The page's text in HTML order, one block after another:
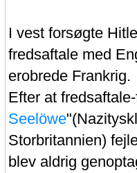
I vest forsøgte
fredsaftale med
erobrede Frankrig.
Efter at
Seelöwe
Storbritannien)
blev aldrig